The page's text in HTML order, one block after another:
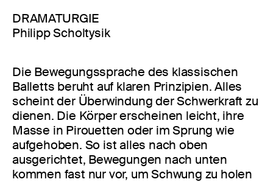
DRAMATURGIE
Philipp Scholtysik
Die Bewegungssprache des klassischen
Balletts beruht auf klaren Prinzipien. Alles
scheint der Überwindung der Schwerkraft zu
dienen. Die Körper erscheinen leicht, ihre
Masse in Pirouetten oder im Sprung wie
aufgehoben. So ist alles nach oben
ausgerichtet, Bewegungen nach unten
kommen fast nur vor, um Schwung zu holen